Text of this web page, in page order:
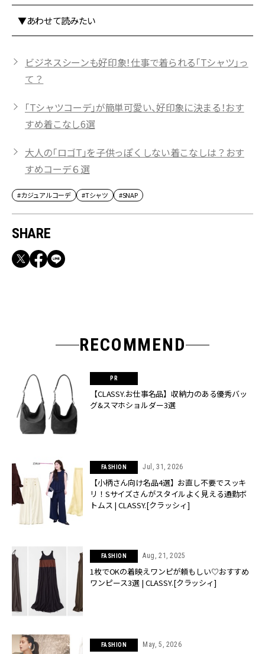
▼あわせて読みたい
ビジネスシーンも好印象！仕事で着られる「Tシャツ」っ
て？
「Tシャツコーデ」が簡単可愛い、好印象に決まる！おす
すめ着こなし6選
大人の「ロゴT」を子供っぽくしない着こなしは？おす
すめコーデ６選
#カジュアルコーデ #Tシャツ #SNAP
SHARE
RECOMMEND
【CLASSY.お仕事名品】収納力のある優秀バッ
グ&スマホショルダー3選
FASHION Jul, 31, 2026
【小柄さん向け名品4選】お直し不要でスッキ
リ！Sサイズさんがスタイルよく見える通勤ボ
トムス | CLASSY.[クラッシィ]
FASHION Aug, 21, 2025
1枚でOKの着映えワンピが頼もしい♡おすすめ
ワンピース3選 | CLASSY.[クラッシィ]
FASHION May, 5, 2026